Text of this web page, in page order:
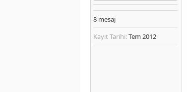
8 mesaj
Kayıt Tarihi:Tem 2012